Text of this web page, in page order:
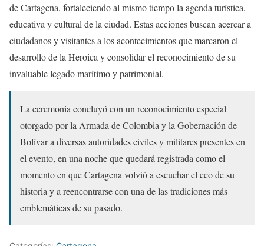
de Cartagena, fortaleciendo al mismo tiempo la agenda turística,
educativa y cultural de la ciudad. Estas acciones buscan acercar a
ciudadanos y visitantes a los acontecimientos que marcaron el
desarrollo de la Heroica y consolidar el reconocimiento de su
invaluable legado marítimo y patrimonial.
La ceremonia concluyó con un reconocimiento especial
otorgado por la Armada de Colombia y la Gobernación de
Bolívar a diversas autoridades civiles y militares presentes en
el evento, en una noche que quedará registrada como el
momento en que Cartagena volvió a escuchar el eco de su
historia y a reencontrarse con una de las tradiciones más
emblemáticas de su pasado.